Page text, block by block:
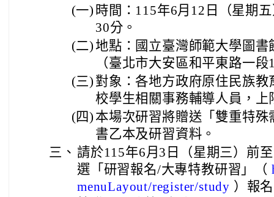
(一) 時間：115年6月12日（星期
30分。
(二)地點：國立臺灣師範大學圖
（臺北市大安區和平東路一
(三) 對象：各地方政府原住民族
校學生相關事務輔導人員，上
(四) 本場次研習將贈送「雙重特
書乙本及研習資料。
三、 請於115年6月3日（星期三）前
選「研習報名/大專特教研習」（
menuLayout/register/study ）報